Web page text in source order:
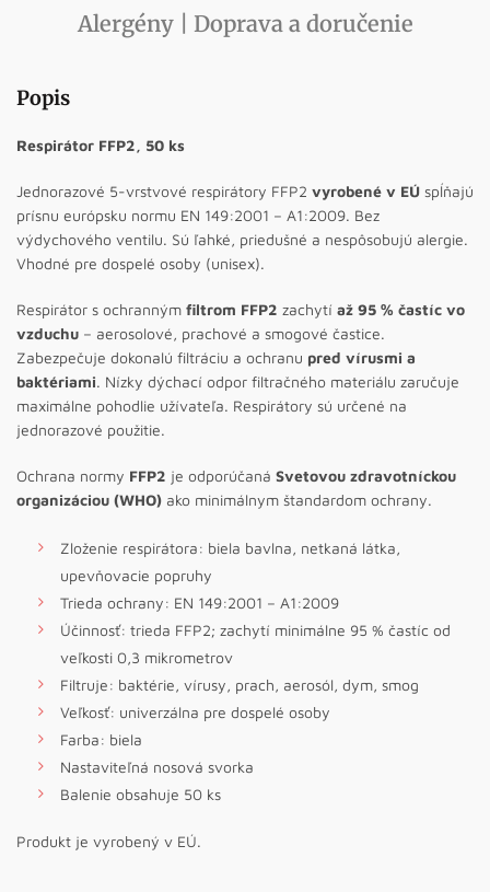
Alergény | Doprava a doručenie
Popis
Respirátor FFP2, 50 ks
Jednorazové 5-vrstvové respirátory FFP2 vyrobené v EÚ spĺňajú
prísnu európsku normu EN 149:2001 – A1:2009. Bez
výdychového ventilu. Sú ľahké, priedušné a nespôsobujú alergie.
Vhodné pre dospelé osoby (unisex).
Respirátor s ochranným filtrom FFP2 zachytí až 95 % častíc vo
vzduchu – aerosolové, prachové a smogové častice.
Zabezpečuje dokonalú filtráciu a ochranu pred vírusmi a
baktériami. Nízky dýchací odpor filtračného materiálu zaručuje
maximálne pohodlie užívateľa. Respirátory sú určené na
jednorazové použitie.
Ochrana normy FFP2 je odporúčaná Svetovou zdravotníckou
organizáciou (WHO) ako minimálnym štandardom ochrany.
Zloženie respirátora: biela bavlna, netkaná látka,
upevňovacie popruhy
Trieda ochrany: EN 149:2001 – A1:2009
Účinnosť: trieda FFP2; zachytí minimálne 95 % častíc od
veľkosti 0,3 mikrometrov
Filtruje: baktérie, vírusy, prach, aerosól, dym, smog
Veľkosť: univerzálna pre dospelé osoby
Farba: biela
Nastaviteľná nosová svorka
Balenie obsahuje 50 ks
Produkt je vyrobený v EÚ.